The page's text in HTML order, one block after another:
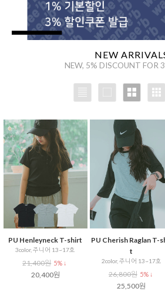
통해
NEW
NEW, 5% DISCOUNT FOR
PU Henleyneck T-shirt
3color, 주니어 13~17호
21,400원 5% ↓
20,400원
PU Cherish Raglan T-
t
2color, 주니어 13~17호
26,800원 5% ↓
25,500원